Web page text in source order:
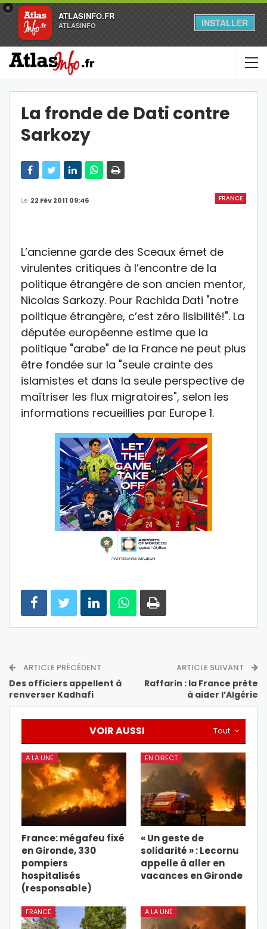
×
ATLASINFO.FR
ATLASINFO INSTALLER
La fronde de Dati contre
Sarkozy
FRANCE
Le 22 Fév 2011 09:46
L’ancienne garde des Sceaux émet de
virulentes critiques à l’encontre de la
politique étrangère de son ancien mentor,
Nicolas Sarkozy. Pour Rachida Dati "notre
politique étrangère, c’est zéro lisibilité!". La
députée européenne estime que la
politique "arabe" de la France ne peut plus
être fondée sur la "seule crainte des
islamistes et dans la seule perspective de
maîtriser les flux migratoires", selon les
informations recueillies par Europe 1.
ARTICLE PRÉCÉDENT
Des officiers appellent à
renverser Kadhafi
ARTICLE SUIVANT
Raffarin : la France prête
à aider l’Algérie
Tout
VOIR AUSSI
A LA UNE
France: mégafeu fixé
en Gironde, 330
pompiers
hospitalisés
(responsable)
EN DIRECT
« Un geste de
solidarité » : Lecornu
appelle à aller en
vacances en Gironde
FRANCE A LA UNE